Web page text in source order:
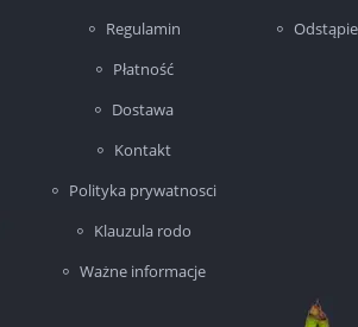
Regulamin
Płatność
Dostawa
Kontakt
Polityka prywatnosci
Klauzula rodo
Ważne informacje